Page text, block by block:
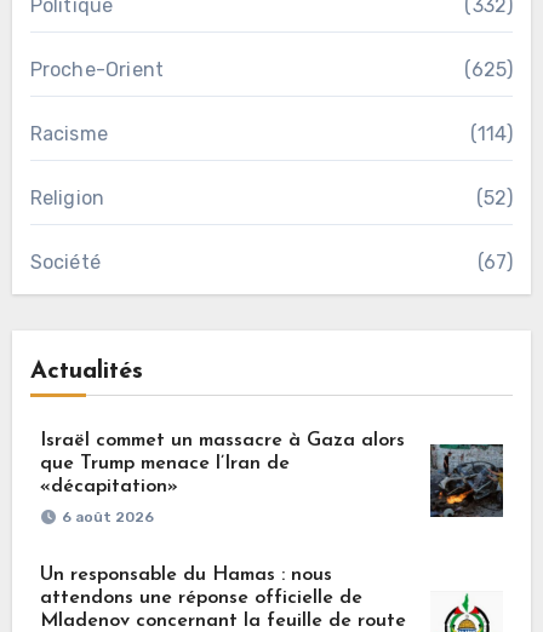
Politique (332)
Proche-Orient (625)
Racisme (114)
Religion (52)
Société (67)
Actualités
Israël commet un massacre à Gaza alors
que Trump menace l’Iran de
«décapitation»
6 août 2026
Un responsable du Hamas : nous
attendons une réponse officielle de
Mladenov concernant la feuille de route